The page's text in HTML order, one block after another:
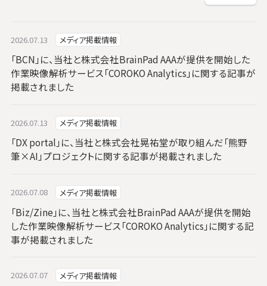
2026.07.13 メディア掲載情報
「BCN」に、当社と株式会社BrainPad AAAが提供を開始した
作業映像解析サービス「COROKO Analytics」に関する記事が
掲載されました
2026.07.13 メディア掲載情報
「DX portal」に、当社と株式会社晃祐堂が取り組んだ「熊野
筆×AI」プロジェクトに関する記事が掲載されました
2026.07.08 メディア掲載情報
「Biz/Zine」に、当社と株式会社BrainPad AAAが提供を開始
した作業映像解析サービス「COROKO Analytics」に関する記
事が掲載されました
2026.07.07 メディア掲載情報